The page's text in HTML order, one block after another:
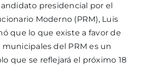
presidencial por el
Moderno (PRM), Luis
que lo que existe a favor de
del PRM es un
que se reflejará el próximo 18